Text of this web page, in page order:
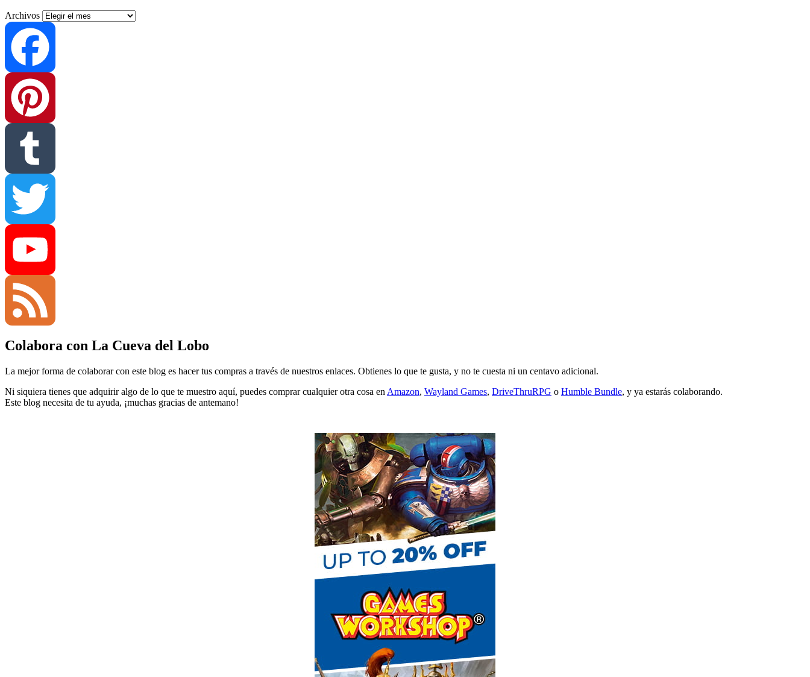
Archivos
Facebook
Pinterest
Tumblr
Twitter
YouTube
Channel
Feed
Colabora con La Cueva del Lobo
La mejor forma de colaborar con este blog es hacer tus compras a través de nuestros enlaces. Obtienes lo que te gusta, y no te cuesta ni un centavo adicional.
Ni siquiera tienes que adquirir algo de lo que te muestro aquí, puedes comprar cualquier otra cosa en Amazon, Wayland Games, DriveThruRPG o Humble Bundle, y ya estarás colaborando.
Este blog necesita de tu ayuda, ¡muchas gracias de antemano!